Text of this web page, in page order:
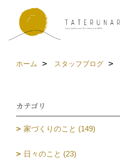
ホーム スタッフブログ
カテゴリ
家づくりのこと (149)
日々のこと (23)